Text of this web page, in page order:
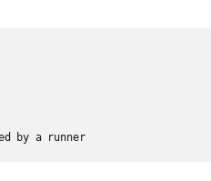
This job is in pending state and is waiting to be picked by a runner